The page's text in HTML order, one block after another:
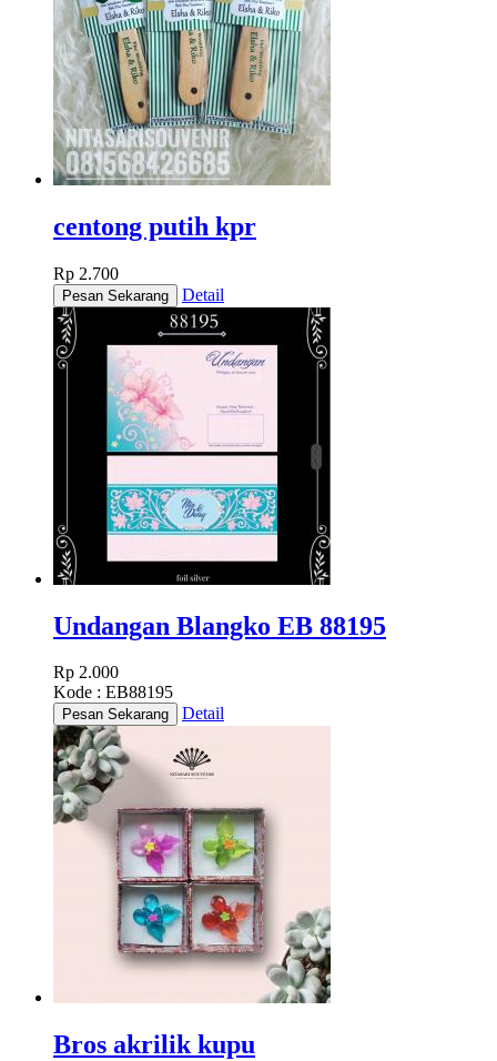
centong putih kpr
Rp 2.700
Detail
Undangan Blangko EB 88195
Rp 2.000
Kode : EB88195
Detail
Bros akrilik kupu